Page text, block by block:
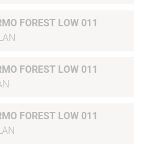
FOREST LOW 011
FOREST LOW 011
FOREST LOW 011